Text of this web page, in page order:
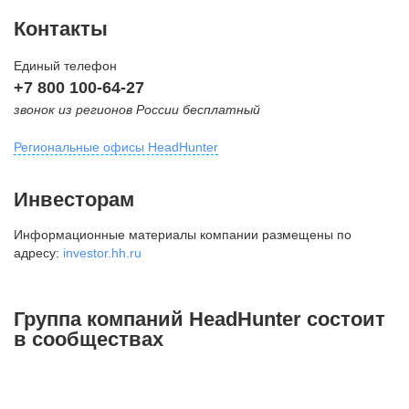
Контакты
Единый телефон
+7 800 100-64-27
звонок из регионов России бесплатный
Региональные офисы HeadHunter
внутригородская территория
Муниципальный округ Тверской,
2-я Брестская ул., д. 48,
+7 495 980-64-27
Инвесторам
Информационные материалы компании размещены по
адресу: investor.hh.ru
Группа компаний HeadHunter состоит
в сообществах